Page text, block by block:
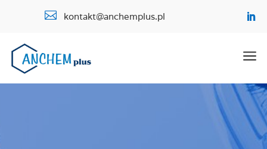
 kontakt@anchemplus.pl
a